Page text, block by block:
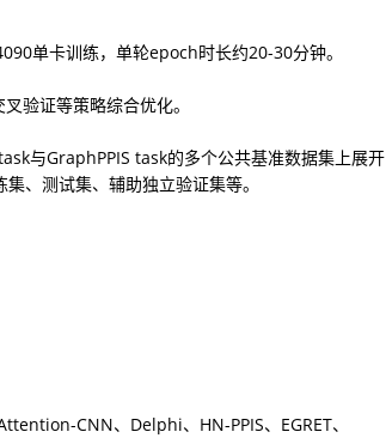
单卡训练，单轮epoch时长约20-30分钟。
验证等策略综合优化。
与GraphPPIS task的多个公共基准数据集上展开
、测试集、辅助独立验证集等。
CNN、Delphi、HN-PPIS、EGRET、